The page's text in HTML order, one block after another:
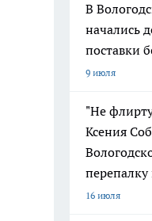
В
начались
поставки
9 июля
"Не
Ксения
16 июля